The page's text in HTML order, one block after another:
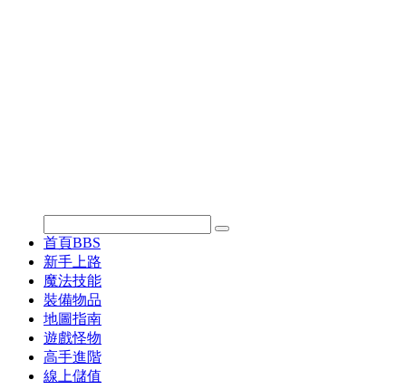
首頁BBS
新手上路
魔法技能
裝備物品
地圖指南
遊戲怪物
高手進階
線上儲值